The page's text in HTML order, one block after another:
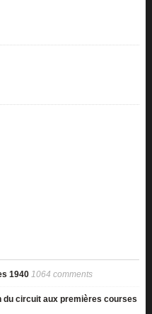
1940 1064 comments
du circuit aux premières courses